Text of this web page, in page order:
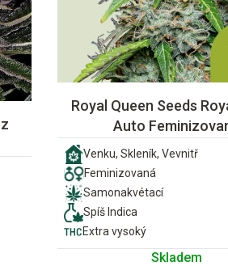
Royal Queen Seeds
Auto
Venku, Skleník, Vevnitř
Feminizovaná
Samonakvétací
Spíš Indica
Extra vysoký
Skladem